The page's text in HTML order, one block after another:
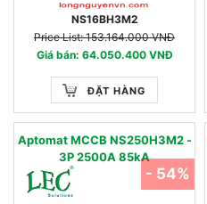
NS16BH3M2
Price List: 153.164.000 VNĐ
Giá bán: 64.050.400 VNĐ
ĐẶT HÀNG
Aptomat MCCB NS250H3M2 -
3P 2500A 85kA
- 54%